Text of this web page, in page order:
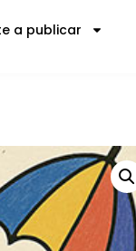
a publicar